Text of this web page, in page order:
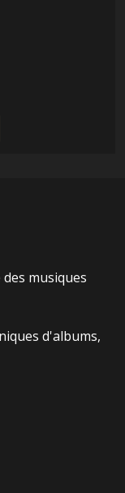
musiques
d'albums,